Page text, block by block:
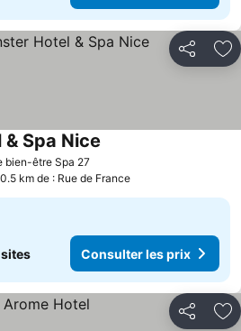
Partager
bien-être Spa 27
Spa Nice
km de : Rue de France
sites Consulter les prix
Partager